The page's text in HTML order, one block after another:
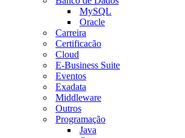
MySQL
Oracle
Carreira
Certificacão
Cloud
E-Business Suite
Eventos
Exadata
Middleware
Outros
Programação
Java